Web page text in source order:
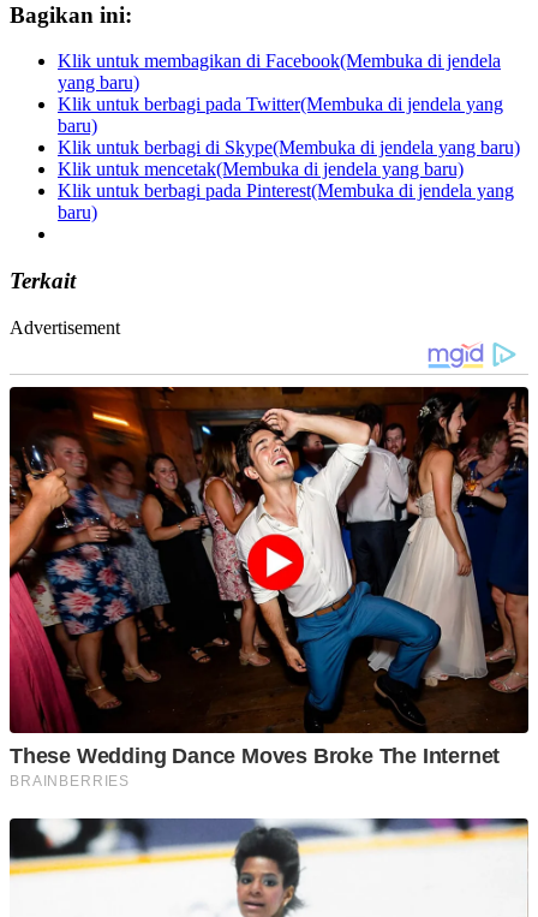
Bagikan ini:
Klik untuk membagikan di Facebook(Membuka di jendela
yang baru)
Klik untuk berbagi pada Twitter(Membuka di jendela yang
baru)
Klik untuk berbagi di Skype(Membuka di jendela yang baru)
Klik untuk mencetak(Membuka di jendela yang baru)
Klik untuk berbagi pada Pinterest(Membuka di jendela yang
baru)
Terkait
Advertisement